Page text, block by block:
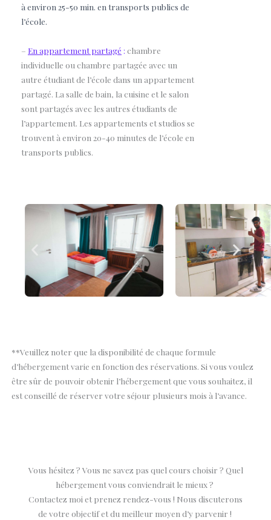
à environ 25-50 min. en transports publics de
l’école.
– En appartement partagé : chambre
individuelle ou chambre partagée avec un
autre étudiant de l’école dans un appartement
partagé. La salle de bain, la cuisine et le salon
sont partagés avec les autres étudiants de
l’appartement. Les appartements et studios se
trouvent à environ 20-40 minutes de l’école en
transports publics.
**Veuillez noter que la disponibilité de chaque formule
d’hébergement varie en fonction des réservations. Si vous voulez
être sûr de pouvoir obtenir l’hébergement que vous souhaitez, il
est conseillé de réserver votre séjour plusieurs mois à l’avance.
Vous hésitez ? Vous ne savez pas quel cours choisir ? Quel
hébergement vous conviendrait le mieux ?
Contactez moi et prenez rendez-vous ! Nous discuterons
de votre objectif et du meilleur moyen d’y parvenir !